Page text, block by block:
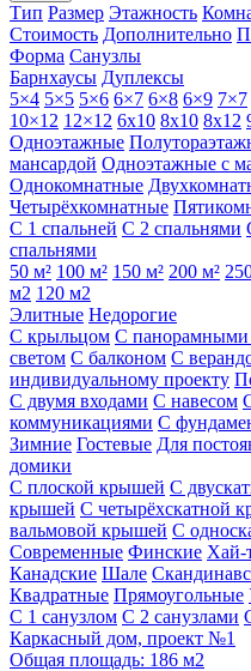
Тип Размер Этажность
Стоимость Дополнительно
Форма Санузлы
Барнхаусы Дуплексы
5×4 5×5 5×6 6×7 6×8 6×9 7×7
10×12 12×12 6х10 8х10 8х12
Одноэтажные
мансардой Одноэтажные с
Однокомнатные
Четырёхкомнатные
С 1 спальней С 2 спальнями
спальнями
50 м² 100 м² 150 м² 200 м²
м2 120 м2
Элитные Недорогие
С крыльцом С панорамными
светом С балконом С
индивидуальному проекту
С двумя входами С навесом
коммуникациями С
Зимние Гостевые Для
домики
С плоской крышей С
крышей С четырёхскатной
вальмовой крышей С
Современные Финские Хай-
Канадские Шале
Квадратные Прямоугольные
С 1 санузлом С 2 санузлами
Каркасный дом, проект №1
Общая площадь: 186 м2